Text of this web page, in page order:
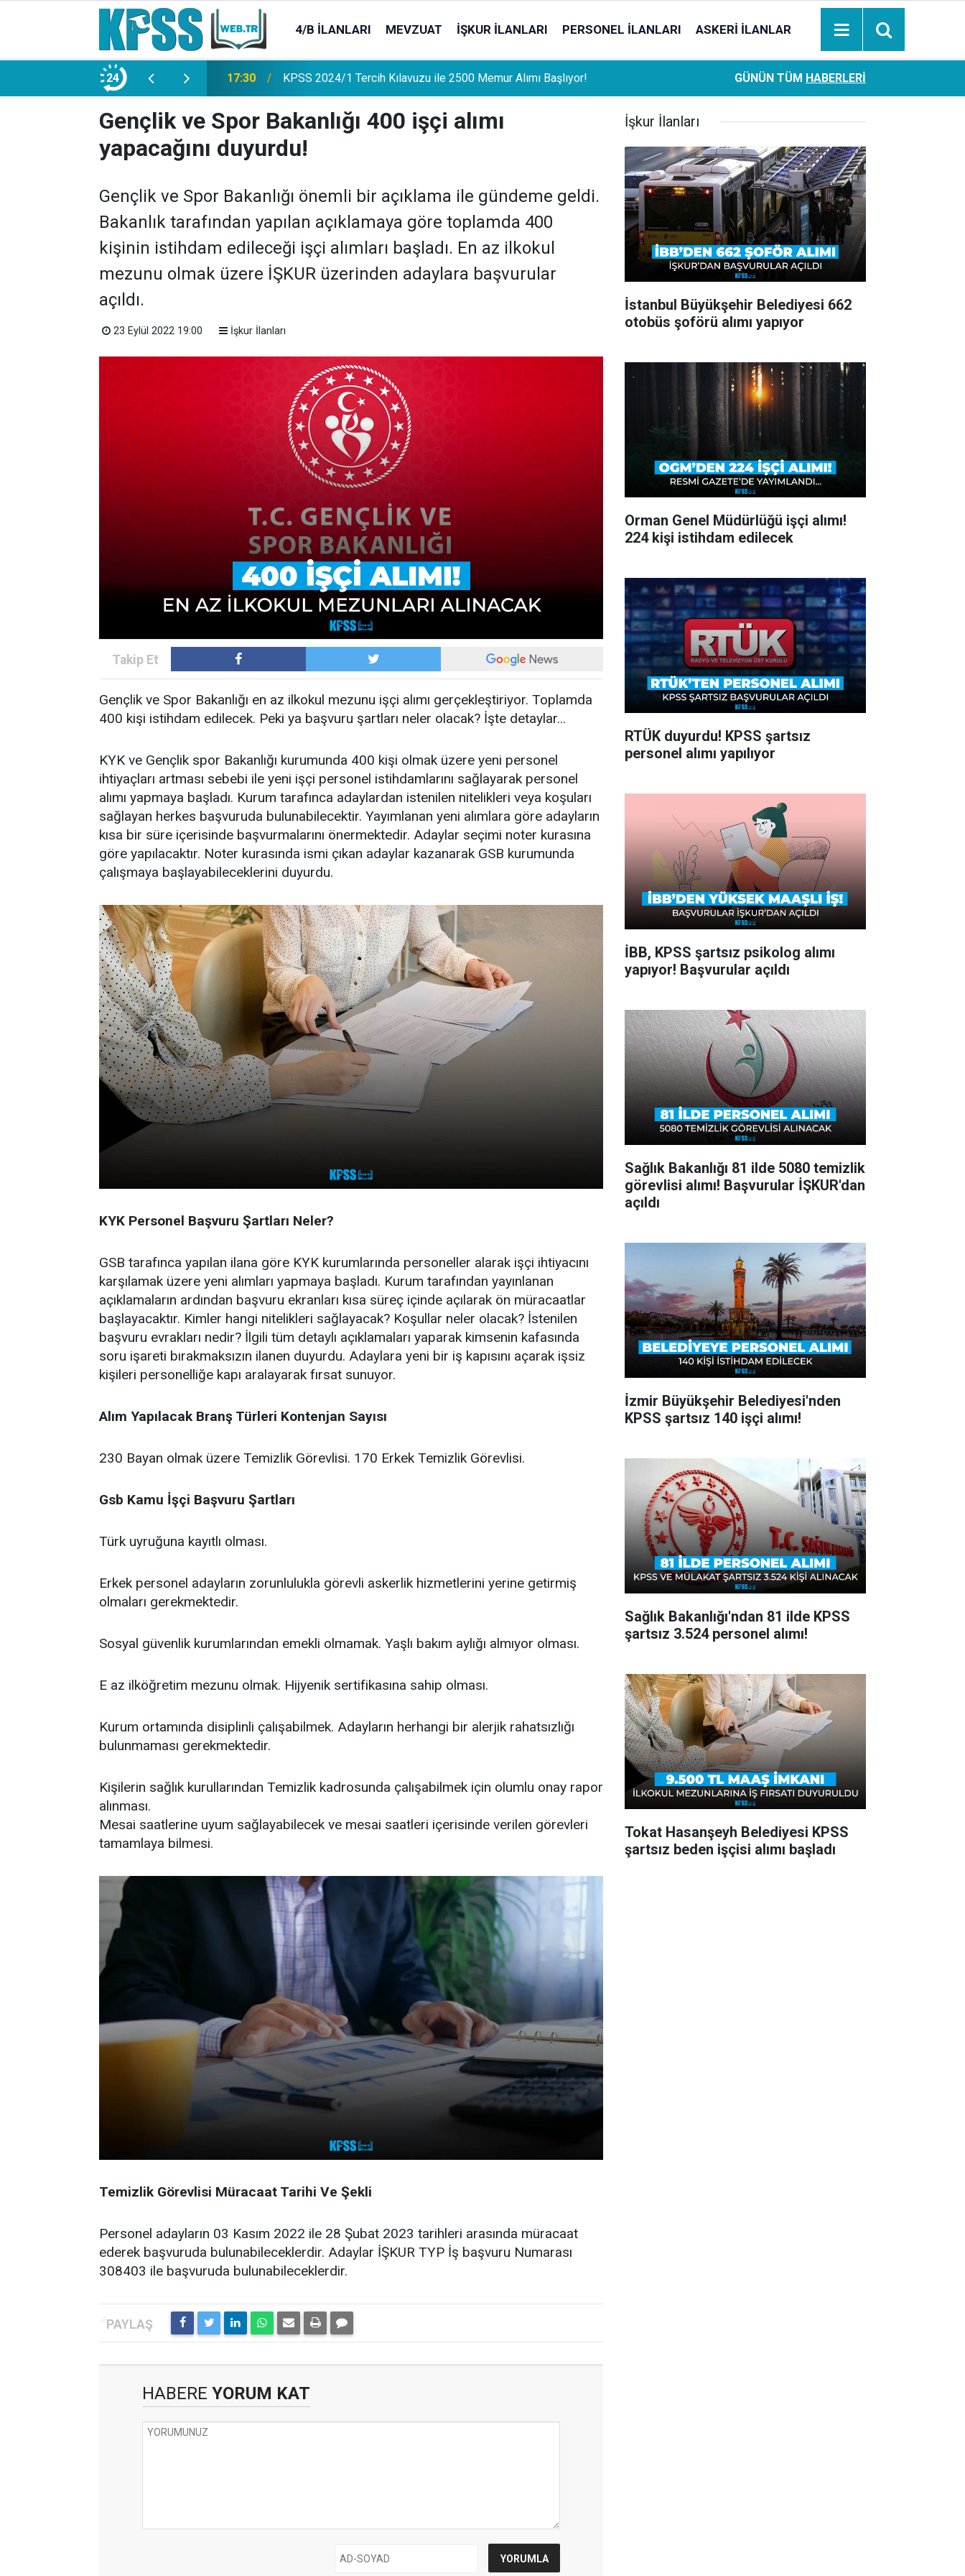
4/B İLANLARI MEVZUAT İŞKUR İLANLARI PERSONEL İLANLARI ASKERI İLANLAR
24
Memur Alımı Başlıyor! 21:20 TL Mevduat Sahipleri İçin Önemli Gelişme: Stopaj Oranları Artıyor!
Ziraat Bankası başvuran emeklilere hemen ödeme
hesaplara geçiyor
GÜNÜN TÜM HABERLERI
Gençlik ve Spor Bakanlığı 400 işçi alımı
yapacağını duyurdu!
Gençlik ve Spor Bakanlığı önemli bir açıklama ile gündeme geldi.
Bakanlık tarafından yapılan açıklamaya göre toplamda 400
kişinin istihdam edileceği işçi alımları başladı. En az ilkokul
mezunu olmak üzere İŞKUR üzerinden adaylara başvurular
açıldı.
23 Eylül 2022 19:00 İşkur İlanları
Gençlik ve Spor Bakanlığı en az ilkokul mezunu işçi alımı gerçekleştiriyor. Toplamda
400 kişi istihdam edilecek. Peki ya başvuru şartları neler olacak? İşte detaylar...
KYK ve Gençlik spor Bakanlığı kurumunda 400 kişi olmak üzere yeni personel
ihtiyaçları artması sebebi ile yeni işçi personel istihdamlarını sağlayarak personel
alımı yapmaya başladı. Kurum tarafınca adaylardan istenilen nitelikleri veya koşuları
sağlayan herkes başvuruda bulunabilecektir. Yayımlanan yeni alımlara göre adayların
kısa bir süre içerisinde başvurmalarını önermektedir. Adaylar seçimi noter kurasına
göre yapılacaktır. Noter kurasında ismi çıkan adaylar kazanarak GSB kurumunda
çalışmaya başlayabileceklerini duyurdu.
KYK Personel Başvuru Şartları Neler?
GSB tarafınca yapılan ilana göre KYK kurumlarında personeller alarak işçi ihtiyacını
karşılamak üzere yeni alımları yapmaya başladı. Kurum tarafından yayınlanan
açıklamaların ardından başvuru ekranları kısa süreç içinde açılarak ön müracaatlar
başlayacaktır. Kimler hangi nitelikleri sağlayacak? Koşullar neler olacak? İstenilen
başvuru evrakları nedir? İlgili tüm detaylı açıklamaları yaparak kimsenin kafasında
soru işareti bırakmaksızın ilanen duyurdu. Adaylara yeni bir iş kapısını açarak işsiz
kişileri personelliğe kapı aralayarak fırsat sunuyor.
Alım Yapılacak Branş Türleri Kontenjan Sayısı
230 Bayan olmak üzere Temizlik Görevlisi. 170 Erkek Temizlik Görevlisi.
Gsb Kamu İşçi Başvuru Şartları
Türk uyruğuna kayıtlı olması.
Erkek personel adayların zorunlulukla görevli askerlik hizmetlerini yerine getirmiş
olmaları gerekmektedir.
Sosyal güvenlik kurumlarından emekli olmamak. Yaşlı bakım aylığı almıyor olması.
E az ilköğretim mezunu olmak. Hijyenik sertifikasına sahip olması.
Kurum ortamında disiplinli çalışabilmek. Adayların herhangi bir alerjik rahatsızlığı
bulunmaması gerekmektedir.
Kişilerin sağlık kurullarından Temizlik kadrosunda çalışabilmek için olumlu onay rapor
alınması.
Mesai saatlerine uyum sağlayabilecek ve mesai saatleri içerisinde verilen görevleri
tamamlaya bilmesi.
Temizlik Görevlisi Müracaat Tarihi Ve Şekli
Personel adayların 03 Kasım 2022 ile 28 Şubat 2023 tarihleri arasında müracaat
ederek başvuruda bulunabileceklerdir. Adaylar İŞKUR TYP İş başvuru Numarası
308403 ile başvuruda bulunabileceklerdir.
HABERE YORUM KAT
İşkur İlanları
İstanbul Büyükşehir Belediyesi 662
otobüs şoförü alımı yapıyor
Orman Genel Müdürlüğü işçi alımı!
224 kişi istihdam edilecek
RTÜK duyurdu! KPSS şartsız
personel alımı yapılıyor
İBB, KPSS şartsız psikolog alımı
yapıyor! Başvurular açıldı
Sağlık Bakanlığı 81 ilde 5080 temizlik
görevlisi alımı! Başvurular İŞKUR'dan
açıldı
İzmir Büyükşehir Belediyesi'nden
KPSS şartsız 140 işçi alımı!
Sağlık Bakanlığı'ndan 81 ilde KPSS
şartsız 3.524 personel alımı!
Tokat Hasanşeyh Belediyesi KPSS
şartsız beden işçisi alımı başladı